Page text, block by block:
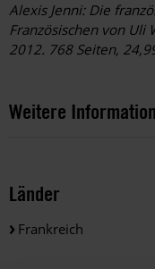
Alexis Jenni: Die
Französischen von Uli
2012. 768 Seiten,
Weitere
Länder
Frankreich